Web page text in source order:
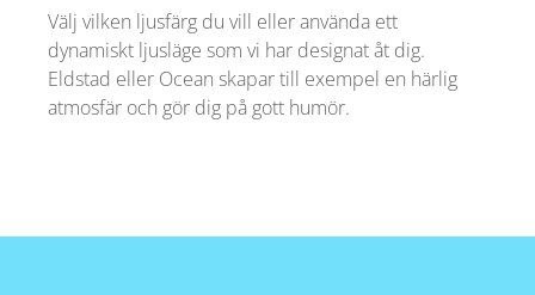
Välj vilken ljusfärg du vill eller använda ett
dynamiskt ljusläge som vi har designat åt dig.
Eldstad eller Ocean skapar till exempel en härlig
atmosfär och gör dig på gott humör.